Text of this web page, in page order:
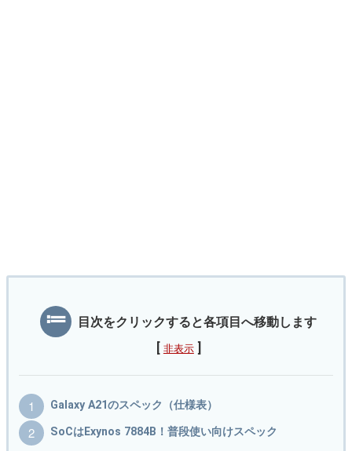
目次をクリックすると各項目へ移動します
非表示
Galaxy A21のスペック（仕様表）
SoCはExynos 7884B！普段使い向けスペック